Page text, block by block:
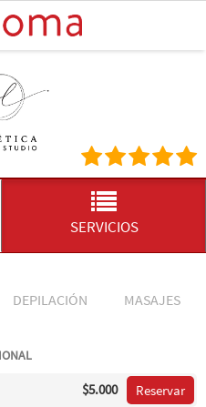
SERVICIOS
DEPILACIÓN MASAJES
$5.000 Reservar